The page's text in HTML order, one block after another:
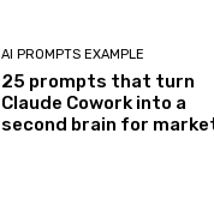
AI PROMPTS EXAMPLE
25 prompts that turn
Claude Cowork into a
second brain for